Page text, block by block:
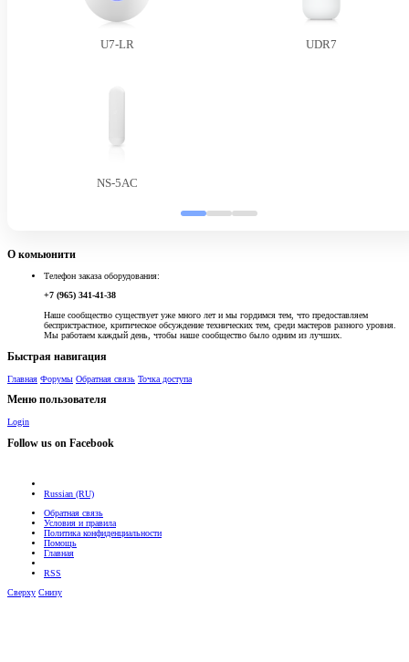
U7-LR UDR7
NS-5AC
О комьюнити
Телефон заказа оборудования:
+7 (965) 341-41-38
Наше сообщество существует уже много лет и мы гордимся тем, что предоставляем
беспристрастное, критическое обсуждение технических тем, среди мастеров разного уровня.
Мы работаем каждый день, чтобы наше сообщество было одним из лучших.
Быстрая навигация
Главная Форумы Обратная связь Точка доступа
Меню пользователя
Login
Follow us on Facebook
Russian (RU)
Обратная связь
Условия и правила
Политика конфиденциальности
Помощь
Главная
RSS
Сверху Снизу